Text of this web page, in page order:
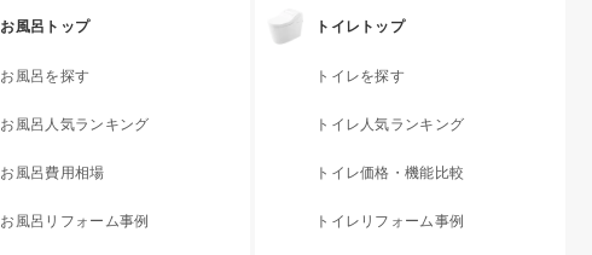
お風呂トップ
お風呂を探す
お風呂人気ランキング
お風呂費用相場
お風呂リフォーム事例
トイレトップ
トイレを探す
トイレ人気ランキング
トイレ価格・機能比較
トイレリフォーム事例